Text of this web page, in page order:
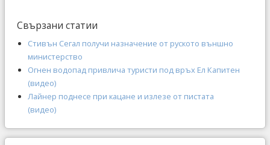
Свързани статии
Стивън Сегал получи назначение от руското външно
министерство
Огнен водопад привлича туристи под връх Ел Капитен
(видео)
Лайнер поднесе при кацане и излезе от пистата
(видео)